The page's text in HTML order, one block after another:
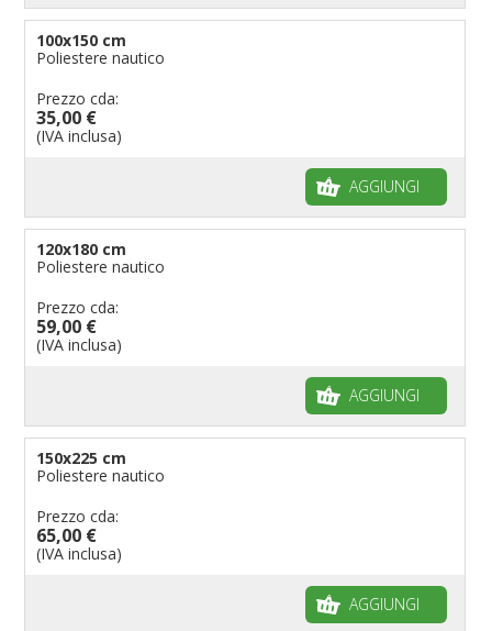
100x150 cm
Poliestere nautico
Prezzo cda:
35,00 €
(IVA inclusa)
AGGIUNGI
120x180 cm
Poliestere nautico
Prezzo cda:
59,00 €
(IVA inclusa)
AGGIUNGI
150x225 cm
Poliestere nautico
Prezzo cda:
65,00 €
(IVA inclusa)
AGGIUNGI